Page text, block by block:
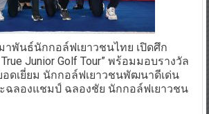
พันธ์นักกอล์ฟเยาวชนไทย เปิดศึก
Junior Golf Tour” พร้อมมอบรางวัล
ดเยี่ยม นักกอล์ฟเยาวชนพัฒนาดีเด่น
ฉลองแชมป์ ฉลองชัย นักกอล์ฟเยาวชน